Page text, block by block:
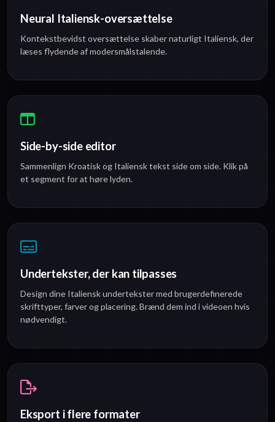
Neural Italiensk-oversættelse
Kontekstbevidst oversættelse skaber naturligt Italiensk, der
læses flydende af modersmålstalende.
Side-by-side editor
Sammenlign Kroatisk og Italiensk tekst side om side. Klik på
et segment for at høre lyden.
Undertekster, der kan tilpasses
Design dine Italiensk undertekster med brugerdefinerede
skrifttyper, farver og placering. Brænd dem ind i videoen hvis
nødvendigt.
Eksport i flere formater